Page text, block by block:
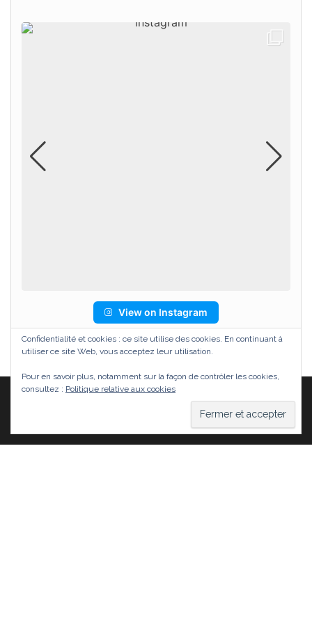
View on Instagram
WordPress |Thème :Head
Confidentialité et cookies : ce site utilise des cookies. En continuant à
utiliser ce site Web, vous acceptez leur utilisation.
Pour en savoir plus, notamment sur la façon de contrôler les cookies,
consultez : Politique relative aux cookies